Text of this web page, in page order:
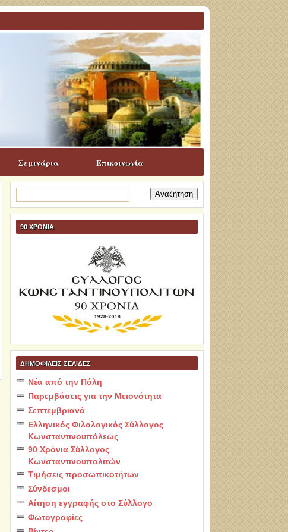
Σεμινάρια Επικοινωνία
για:
90 ΧΡΟΝΙΑ
ΔΗΜΟΦΙΛΕΙΣ ΣΕΛΙΔΕΣ
Νέα από την Πόλη
Παρεμβάσεις για την Μειονότητα
Σεπτεμβριανά
Ελληνικός Φιλολογικός Σύλλογος
Κωνσταντινουπόλεως
90 Χρόνια Σύλλογος
Κωνσταντινουπολιτών
Τιμήσεις προσωπικοτήτων
Σύνδεσμοι
Αίτηση εγγραφής στο Σύλλογο
Φωτογραφίες